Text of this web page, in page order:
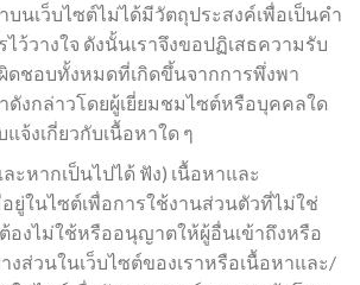
นเว็บไซต์ไม่ได้มีวัตถุประสงค์เพื่อเป็นคำ
วางใจ ดังนั้นเราจึงขอปฏิเสธความรับ
ดชอบทั้งหมดที่เกิดขึ้นจากการพึ่งพา
ดังกล่าวโดยผู้เยี่ยมชมไซต์หรือบุคคลใด
จ้งเกี่ยวกับเนื้อหาใด ๆ
หากเป็นไปได้ ฟัง) เนื้อหาและ
ยู่ในไซต์เพื่อการใช้งานส่วนตัวที่ไม่ใช่
งไม่ใช้หรืออนุญาตให้ผู้อื่นเข้าถึงหรือ
ส่วนในเว็บไซต์ของเราหรือเนื้อหาและ/